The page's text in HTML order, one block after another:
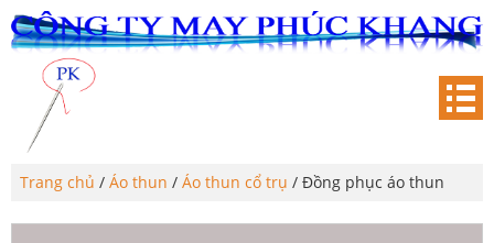
Trang chủ / Áo thun / Áo thun cổ trụ / Đồng phục áo thun